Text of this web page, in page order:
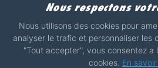
Nous respectons
Nous utilisons des cookies pour
analyser le trafic et personnaliser les
"Tout accepter", vous consentez a
cookies. En